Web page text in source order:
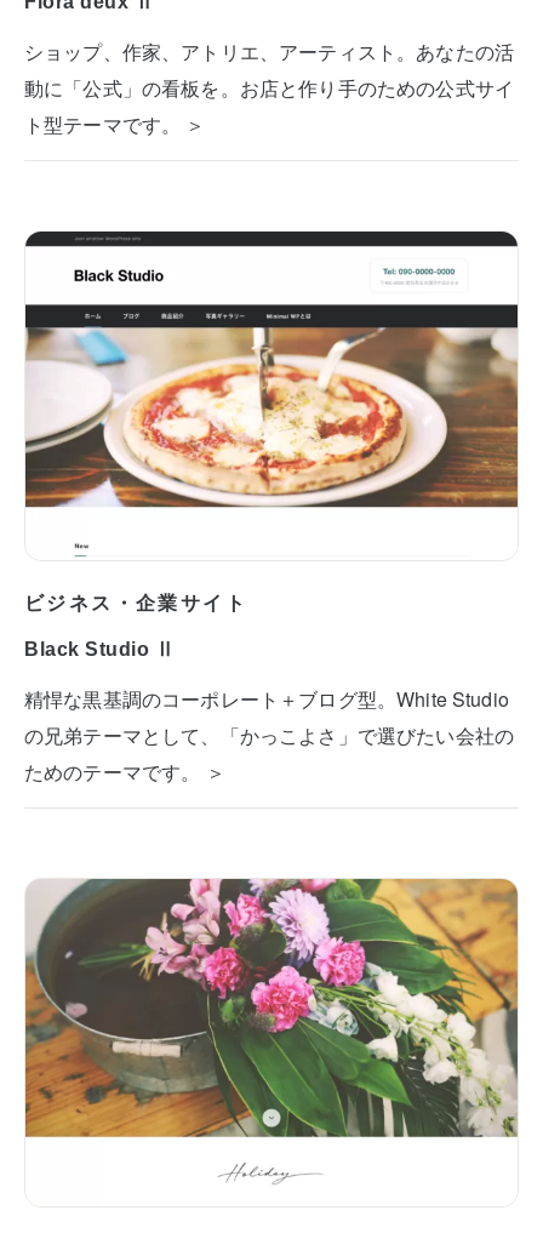
ショップ、作家、アトリエ、アーティスト。あなたの活
動に「公式」の看板を。お店と作り手のための公式サイ
ト型テーマです。 ＞
ビジネス・企業サイト
Black Studio Ⅱ
精悍な黒基調のコーポレート＋ブログ型。White Studio
の兄弟テーマとして、「かっこよさ」で選びたい会社の
ためのテーマです。 ＞